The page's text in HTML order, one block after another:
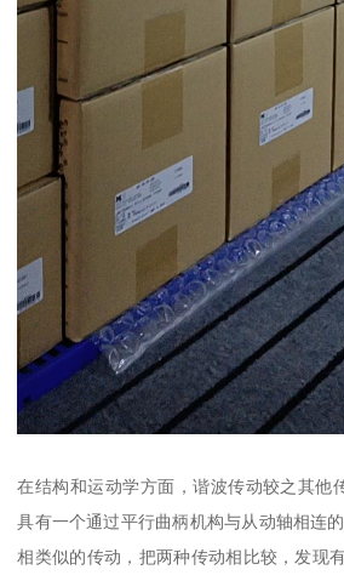
在结构和运动学方面，谐波传动较之其他
具有一个通过平行曲柄机构与从动轴相连
相类似的传动，把两种传动相比较，发现